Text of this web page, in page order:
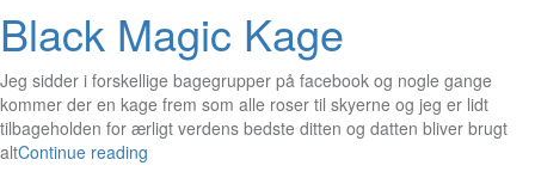
Black Magic Kage
Jeg sidder i forskellige bagegrupper på facebook og nogle gange
kommer der en kage frem som alle roser til skyerne og jeg er lidt
tilbageholden for ærligt verdens bedste ditten og datten bliver brugt
altContinue reading